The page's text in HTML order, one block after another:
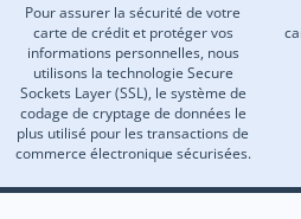
Pour assurer la sécurité de votre
carte de crédit et protéger vos
informations personnelles, nous
utilisons la technologie Secure
Sockets Layer (SSL), le système de
codage de cryptage de données le
plus utilisé pour les transactions de
commerce électronique sécurisées.